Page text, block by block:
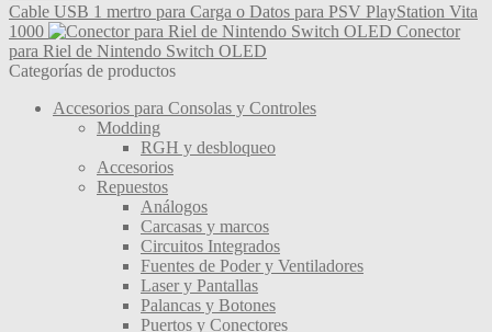
en
la
Cable USB 1 mertro para Carga o Datos para PSV PlayStation Vita
1000
Conector
para Riel de Nintendo Switch OLED
Categorías de productos
Accesorios para Consolas y Controles
Modding
RGH y desbloqueo
Accesorios
Repuestos
Análogos
Carcasas y marcos
Circuitos Integrados
Fuentes de Poder y Ventiladores
Laser y Pantallas
Palancas y Botones
Puertos y Conectores